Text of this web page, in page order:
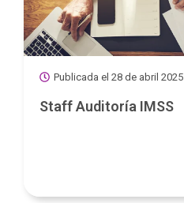
Publicada el 28 de abril 2025
Staff Auditoría IMSS